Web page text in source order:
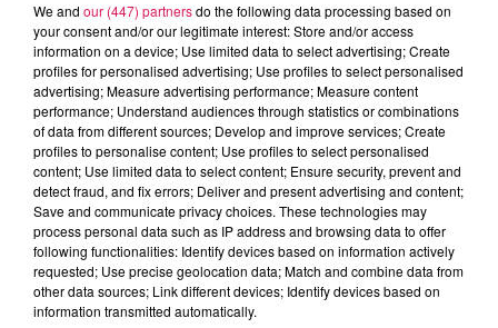
16h00 - 19h00
Arnaud et Gustine
18h11
18h11 18h06
18h06 18h02
18h02
We and our (447) partnersdo the following data processing based on
your consent and/or our legitimate interest: Store and/or access
information on a device; Use limited data to select advertising; Create
profiles for personalised advertising; Use profiles to select personalised
advertising; Measure advertising performance; Measure content
performance; Understand audiences through statistics or combinations
of data from different sources; Develop and improve services; Create
profiles to personalise content; Use profiles to select personalised
content; Use limited data to select content; Ensure security, prevent and
detect fraud, and fix errors; Deliver and present advertising and content;
Save and communicate privacy choices. These technologies may
process personal data such as IP address and browsing data to offer
following functionalities: Identify devices based on information actively
requested; Use precise geolocation data; Match and combine data from
other data sources; Link different devices; Identify devices based on
information transmitted automatically.